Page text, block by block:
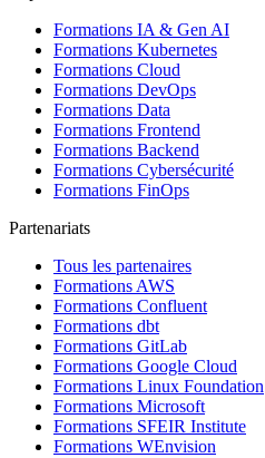
Formations IA & Gen AI
Formations Kubernetes
Formations Cloud
Formations DevOps
Formations Data
Formations Frontend
Formations Backend
Formations Cybersécurité
Formations FinOps
Partenariats
Tous les partenaires
Formations AWS
Formations Confluent
Formations dbt
Formations GitLab
Formations Google Cloud
Formations Linux Foundation
Formations Microsoft
Formations SFEIR Institute
Formations WEnvision